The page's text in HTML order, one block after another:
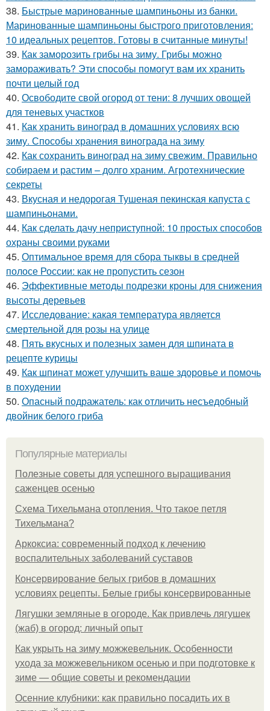
38. Быстрые маринованные шампиньоны из банки.
Маринованные шампиньоны быстрого приготовления:
10 идеальных рецептов. Готовы в считанные минуты!
39. Как заморозить грибы на зиму. Грибы можно
замораживать? Эти способы помогут вам их хранить
почти целый год
40. Освободите свой огород от тени: 8 лучших овощей
для теневых участков
41. Как хранить виноград в домашних условиях всю
зиму. Способы хранения винограда на зиму
42. Как сохранить виноград на зиму свежим. Правильно
собираем и растим – долго храним. Агротехнические
секреты
43. Вкусная и недорогая Тушеная пекинская капуста с
шампиньонами.
44. Как сделать дачу неприступной: 10 простых способов
охраны своими руками
45. Оптимальное время для сбора тыквы в средней
полосе России: как не пропустить сезон
46. Эффективные методы подрезки кроны для снижения
высоты деревьев
47. Исследование: какая температура является
смертельной для розы на улице
48. Пять вкусных и полезных замен для шпината в
рецепте курицы
49. Как шпинат может улучшить ваше здоровье и помочь
в похудении
50. Опасный подражатель: как отличить несъедобный
двойник белого гриба
Популярные материалы
Полезные советы для успешного выращивания
саженцев осенью
Схема Тихельмана отопления. Что такое петля
Тихельмана?
Аркоксиа: современный подход к лечению
воспалительных заболеваний суставов
Консервирование белых грибов в домашних
условиях рецепты. Белые грибы консервированные
Лягушки земляные в огороде. Как привлечь лягушек
(жаб) в огород: личный опыт
Как укрыть на зиму можжевельник. Особенности
ухода за можжевельником осенью и при подготовке к
зиме — общие советы и рекомендации
Осенние клубники: как правильно посадить их в